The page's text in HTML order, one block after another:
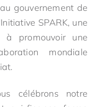
gouvernement de
SPARK, une
à promouvoir une
mondiale
célébrons notre